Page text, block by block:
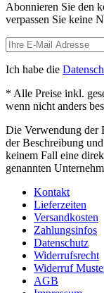
Abonnieren Sie den
verpassen Sie keine
Ich habe die
* Alle Preise inkl.
wenn nicht anders
Die Verwendung
der Beschreibung
keinem Fall eine
genannten
Kontakt
Lieferzeiten
Versandkosten
Zahlungsinfos
Datenschutz
Widerrufsrecht
Widerruf
AGB